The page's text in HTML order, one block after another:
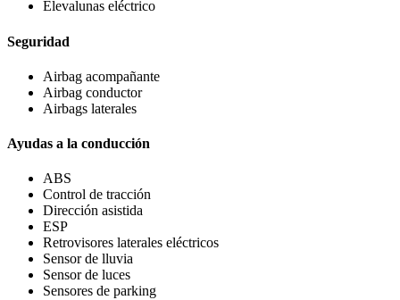
Elevalunas eléctrico
Seguridad
Airbag acompañante
Airbag conductor
Airbags laterales
Ayudas a la conducción
ABS
Control de tracción
Dirección asistida
ESP
Retrovisores laterales eléctricos
Sensor de lluvia
Sensor de luces
Sensores de parking